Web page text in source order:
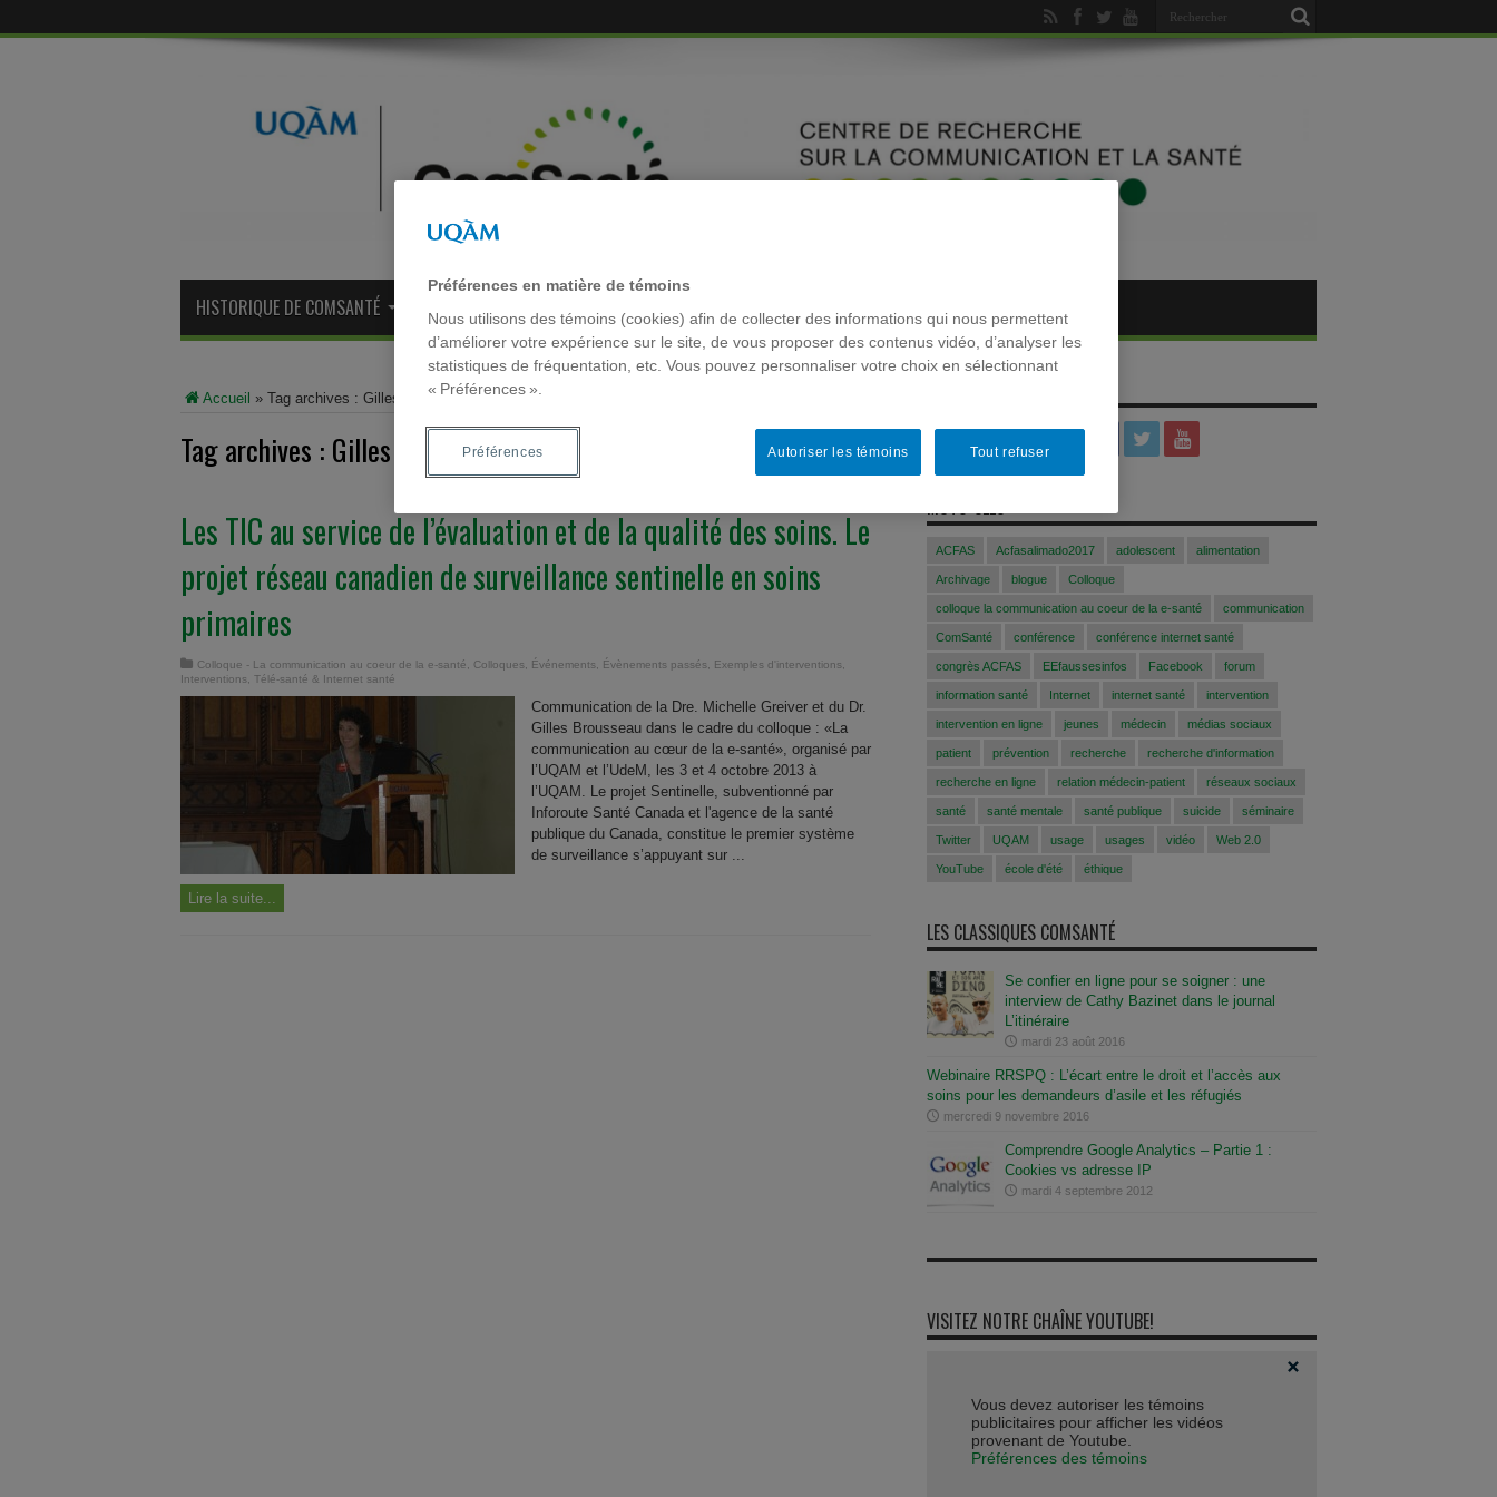
HISTORIQUE DE COMSANTÉ ANCIENS MEMBRES
Accueil » Tag archives : Gilles Brousseau
Tag archives : Gilles Brousseau
Les TIC au service de l’évaluation et de la qualité des soins. Le
projet réseau canadien de surveillance sentinelle en soins
primaires
Colloque - La communication au coeur de la e-santé, Colloques, Événements, Évènements passés, Exemples d'interventions,
Interventions, Télé-santé & Internet santé
Communication de la Dre. Michelle Greiver et du Dr.
Gilles Brousseau dans le cadre du colloque : «La
communication au cœur de la e-santé», organisé par
l’UQAM et l’UdeM, les 3 et 4 octobre 2013 à
l’UQAM. Le projet Sentinelle, subventionné par
Inforoute Santé Canada et l'agence de la santé
publique du Canada, constitue le premier système
de surveillance s’appuyant sur ...
Lire la suite...
MOTS-CLÉS
ACFAS Acfasalimado2017 adolescent alimentation
Archivage blogue Colloque
colloque la communication au coeur de la e-santé communication
ComSanté conférence conférence internet santé
congrès ACFAS EEfaussesinfos Facebook forum
information santé Internet internet santé intervention
intervention en ligne jeunes médecin médias sociaux
patient prévention recherche recherche d'information
recherche en ligne relation médecin-patient réseaux sociaux
santé santé mentale santé publique suicide séminaire
Twitter UQAM usage usages vidéo Web 2.0
YouTube école d'été éthique
LES CLASSIQUES COMSANTÉ
Se confier en ligne pour se soigner : une
interview de Cathy Bazinet dans le journal
L’itinéraire
mardi 23 août 2016
Webinaire RRSPQ : L’écart entre le droit et l’accès aux
soins pour les demandeurs d’asile et les réfugiés
mercredi 9 novembre 2016
Comprendre Google Analytics – Partie 1 :
Cookies vs adresse IP
mardi 4 septembre 2012
VISITEZ NOTRE CHAÎNE YOUTUBE!
Vous devez autoriser les témoins
publicitaires pour afficher les vidéos
provenant de Youtube.
Préférences des témoins
Préférences en matière de témoins
Nous utilisons des témoins (cookies) afin de collecter des informations qui nous permettent
d’améliorer votre expérience sur le site, de vous proposer des contenus vidéo, d’analyser les
statistiques de fréquentation, etc. Vous pouvez personnaliser votre choix en sélectionnant
« Préférences ».
Tout refuser
Autoriser les témoins
Préférences